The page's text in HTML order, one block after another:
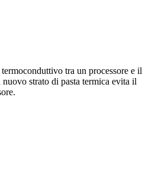
tra un processore e il
strato di pasta termica evita il